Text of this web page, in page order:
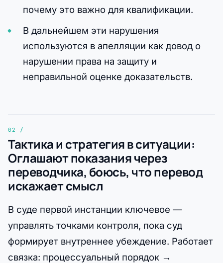
почему это важно для квалификации.
В дальнейшем эти нарушения
используются в апелляции как довод о
нарушении права на защиту и
неправильной оценке доказательств.
Тактика и стратегия в ситуации:
Оглашают показания через
переводчика, боюсь, что перевод
искажает смысл
В суде первой инстанции ключевое —
управлять точками контроля, пока суд
формирует внутреннее убеждение. Работает
связка: процессуальный порядок →